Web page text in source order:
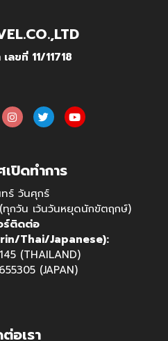
ลขที่ 11/11718
ปิดทำการ
ร์ วันศุกร์
กวัน เว้นวันหยุดนักขัตฤกษ์)
ร์ติดต่อ
Thai/Japanese):
(THAILAND)
(JAPAN)
อเรา